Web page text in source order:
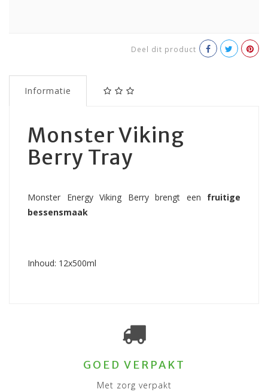
Deel dit product
Informatie
Monster Viking
Berry Tray
Monster Energy Viking Berry brengt een fruitige
bessensmaak
Inhoud: 12x500ml
GOED VERPAKT
Met zorg verpakt